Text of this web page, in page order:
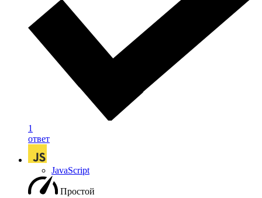
1
ответ
JavaScript
Простой